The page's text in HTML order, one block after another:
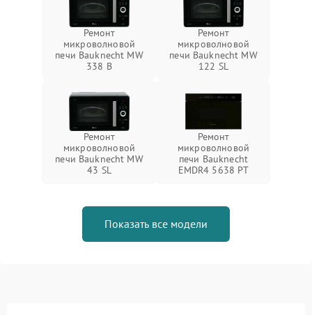
Ремонт
микроволновой
печи Bauknecht MW
338 B
Ремонт
микроволновой
печи Bauknecht MW
122 SL
Ремонт
микроволновой
печи Bauknecht MW
43 SL
Ремонт
микроволновой
печи Bauknecht
EMDR4 5638 PT
Показать все модели